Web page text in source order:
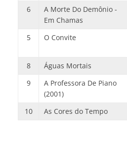
6
A Morte Do Demônio -
Em Chamas
5
O Convite
8
Águas Mortais
9
A Professora De Piano
(2001)
10 As Cores do Tempo